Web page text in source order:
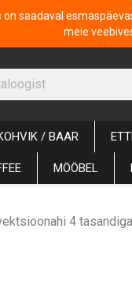
on saadaval
meie
/ BAAR
MÖÖBEL
4